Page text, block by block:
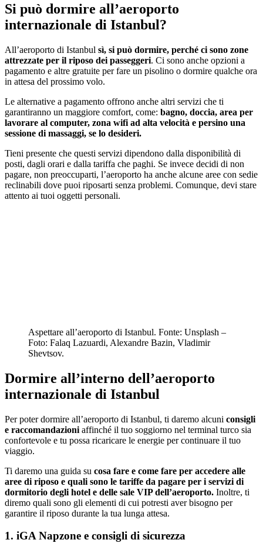
Si può dormire all’aeroporto
internazionale di Istanbul?
All’aeroporto di Istanbul sì, si può dormire, perché ci sono zone
attrezzate per il riposo dei passeggeri. Ci sono anche opzioni a
pagamento e altre gratuite per fare un pisolino o dormire qualche ora
in attesa del prossimo volo.
Le alternative a pagamento offrono anche altri servizi che ti
garantiranno un maggiore comfort, come: bagno, doccia, area per
lavorare al computer, zona wifi ad alta velocità e persino una
sessione di massaggi, se lo desideri.
Tieni presente che questi servizi dipendono dalla disponibilità di
posti, dagli orari e dalla tariffa che paghi. Se invece decidi di non
pagare, non preoccuparti, l’aeroporto ha anche alcune aree con sedie
reclinabili dove puoi riposarti senza problemi. Comunque, devi stare
attento ai tuoi oggetti personali.
Aspettare all’aeroporto di Istanbul. Fonte: Unsplash –
Foto: Falaq Lazuardi, Alexandre Bazin, Vladimir
Shevtsov.
Dormire all’interno dell’aeroporto
internazionale di Istanbul
Per poter dormire all’aeroporto di Istanbul, ti daremo alcuni consigli
e raccomandazioni affinché il tuo soggiorno nel terminal turco sia
confortevole e tu possa ricaricare le energie per continuare il tuo
viaggio.
Ti daremo una guida su cosa fare e come fare per accedere alle
aree di riposo e quali sono le tariffe da pagare per i servizi di
dormitorio degli hotel e delle sale VIP dell’aeroporto. Inoltre, ti
diremo quali sono gli elementi di cui potresti aver bisogno per
garantire il riposo durante la tua lunga attesa.
1. iGA Napzone e consigli di sicurezza